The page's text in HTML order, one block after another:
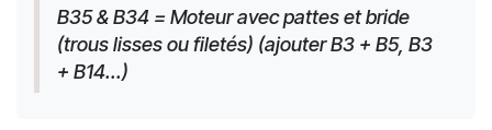
B35 & B34 = Moteur avec pattes et bride
(trous lisses ou filetés) (ajouter B3 + B5, B3
+ B14...)